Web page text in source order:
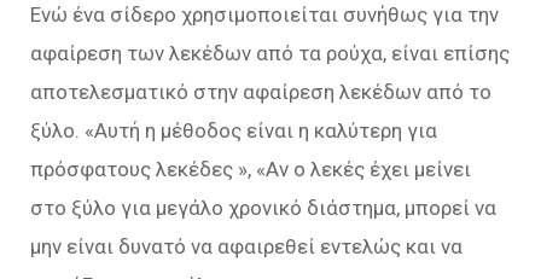
Ενώ ένα σίδερο χρησιμοποιείται συνήθως για την
αφαίρεση των λεκέδων από τα ρούχα, είναι επίσης
αποτελεσματικό στην αφαίρεση λεκέδων από το
ξύλο. «Αυτή η μέθοδος είναι η καλύτερη για
πρόσφατους λεκέδες », «Αν ο λεκές έχει μείνει
στο ξύλο για μεγάλο χρονικό διάστημα, μπορεί να
μην είναι δυνατό να αφαιρεθεί εντελώς και να